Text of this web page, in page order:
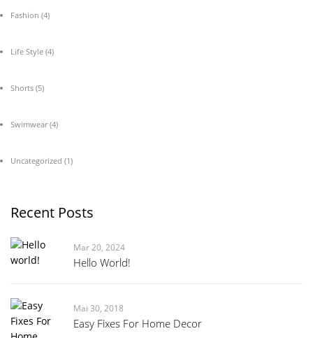
Fashion (4)
Life Style (4)
Shorts (5)
Swimwear(4)
Uncategorized (1)
Recent Posts
Mar 20, 2024
Hello World!
Mai 30, 2018
Easy Fixes For Home Decor